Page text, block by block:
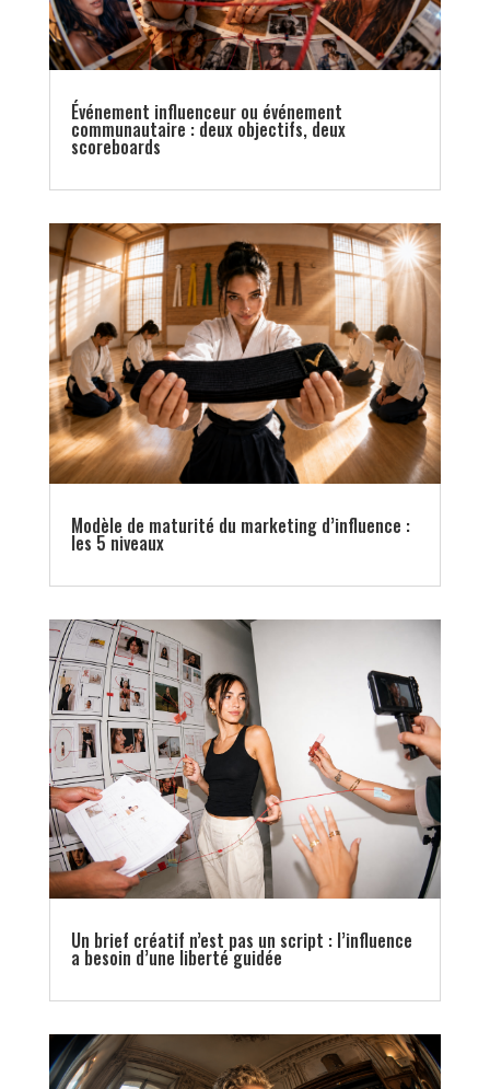
Événement influenceur ou événement
communautaire : deux objectifs, deux
scoreboards
Modèle de maturité du marketing d’influence :
les 5 niveaux
Un brief créatif n’est pas un script : l’influence
a besoin d’une liberté guidée